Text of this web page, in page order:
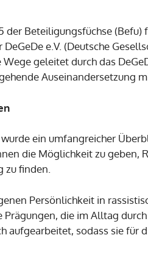
Beteiligungsfüchse
e.V. (Deutsche
geleitet durch das
Auseinandersetzung
ein umfangreicher
die Möglichkeit zu geben,
zu finden.
Persönlichkeit in
die im Alltag
sodass sie für